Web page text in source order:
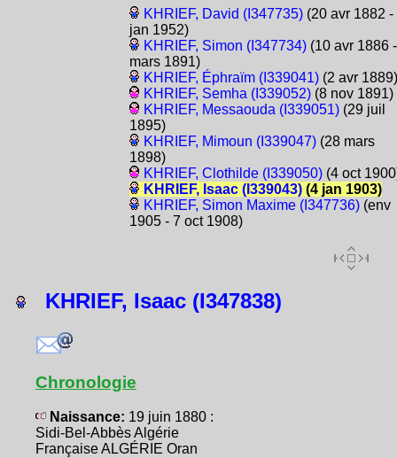
KHRIEF, David (I347735)(20 avr 1882 -
jan 1952)
KHRIEF, Simon (I347734)(10 avr 1886
mars 1891)
KHRIEF, Éphraïm (I339041)(2 avr 1889)
KHRIEF, Semha (I339052)(8 nov 1891)
KHRIEF, Messaouda (I339051)(29 juil
1895)
KHRIEF, Mimoun (I339047)(28 mars
1898)
KHRIEF, Clothilde (I339050)(4 oct
KHRIEF, Isaac (I339043)(4 jan 1903)
KHRIEF, Simon Maxime (I347736)(env
1905 - 7 oct 1908)
KHRIEF, Isaac (I347838)
Chronologie
Naissance: 19 juin 1880 :
Sidi-Bel-Abbès Algérie
Française ALGÉRIE Oran